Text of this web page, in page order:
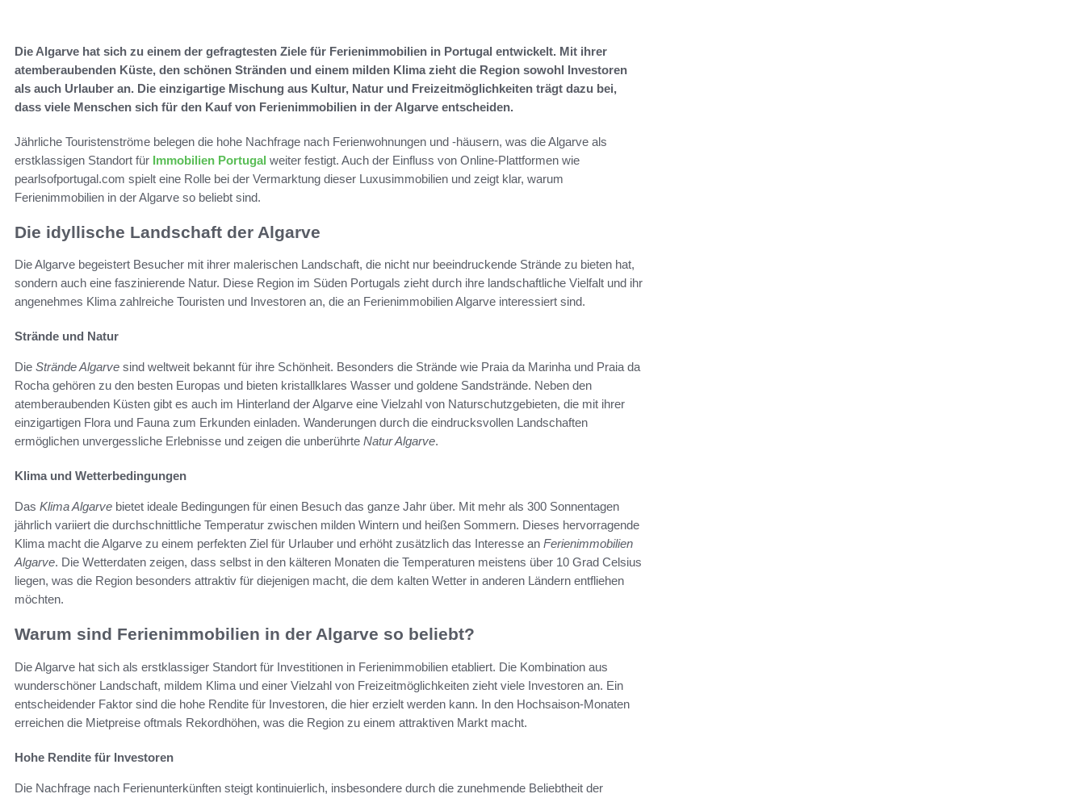
Die Algarve hat sich zu einem der gefragtesten Ziele für Ferienimmobilien in Portugal entwickelt. Mit ihrer
atemberaubenden Küste, den schönen Stränden und einem milden Klima zieht die Region sowohl Investoren
als auch Urlauber an. Die einzigartige Mischung aus Kultur, Natur und Freizeitmöglichkeiten trägt dazu bei,
dass viele Menschen sich für den Kauf von Ferienimmobilien in der Algarve entscheiden.
Jährliche Touristenströme belegen die hohe Nachfrage nach Ferienwohnungen und -häusern, was die Algarve als
erstklassigen Standort für Immobilien Portugal weiter festigt. Auch der Einfluss von Online-Plattformen wie
pearlsofportugal.com spielt eine Rolle bei der Vermarktung dieser Luxusimmobilien und zeigt klar, warum
Ferienimmobilien in der Algarve so beliebt sind.
Die idyllische Landschaft der Algarve
Die Algarve begeistert Besucher mit ihrer malerischen Landschaft, die nicht nur beeindruckende Strände zu bieten hat,
sondern auch eine faszinierende Natur. Diese Region im Süden Portugals zieht durch ihre landschaftliche Vielfalt und ihr
angenehmes Klima zahlreiche Touristen und Investoren an, die an Ferienimmobilien Algarve interessiert sind.
Strände und Natur
Die Strände Algarve sind weltweit bekannt für ihre Schönheit. Besonders die Strände wie Praia da Marinha und Praia da
Rocha gehören zu den besten Europas und bieten kristallklares Wasser und goldene Sandstrände. Neben den
atemberaubenden Küsten gibt es auch im Hinterland der Algarve eine Vielzahl von Naturschutzgebieten, die mit ihrer
einzigartigen Flora und Fauna zum Erkunden einladen. Wanderungen durch die eindrucksvollen Landschaften
ermöglichen unvergessliche Erlebnisse und zeigen die unberührte Natur Algarve.
Klima und Wetterbedingungen
Das Klima Algarve bietet ideale Bedingungen für einen Besuch das ganze Jahr über. Mit mehr als 300 Sonnentagen
jährlich variiert die durchschnittliche Temperatur zwischen milden Wintern und heißen Sommern. Dieses hervorragende
Klima macht die Algarve zu einem perfekten Ziel für Urlauber und erhöht zusätzlich das Interesse an Ferienimmobilien
Algarve. Die Wetterdaten zeigen, dass selbst in den kälteren Monaten die Temperaturen meistens über 10 Grad Celsius
liegen, was die Region besonders attraktiv für diejenigen macht, die dem kalten Wetter in anderen Ländern entfliehen
möchten.
Warum sind Ferienimmobilien in der Algarve so beliebt?
Die Algarve hat sich als erstklassiger Standort für Investitionen in Ferienimmobilien etabliert. Die Kombination aus
wunderschöner Landschaft, mildem Klima und einer Vielzahl von Freizeitmöglichkeiten zieht viele Investoren an. Ein
entscheidender Faktor sind die hohe Rendite für Investoren, die hier erzielt werden kann. In den Hochsaison-Monaten
erreichen die Mietpreise oftmals Rekordhöhen, was die Region zu einem attraktiven Markt macht.
Hohe Rendite für Investoren
Die Nachfrage nach Ferienunterkünften steigt kontinuierlich, insbesondere durch die zunehmende Beliebtheit der